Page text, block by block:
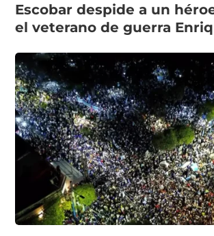
Escobar despide a un
el veterano de guerra